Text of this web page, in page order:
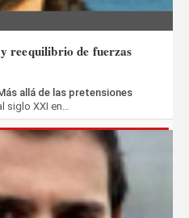
reequilibrio de fuerzas
allá de las pretensiones
siglo XXI en…